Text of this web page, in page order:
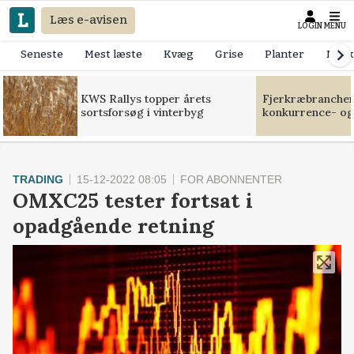
Læs e-avisen LOGIN MENU
Seneste Mest læste Kvæg Grise Planter
KWS Rallys topper årets
sortsforsøg i vinterbyg
konkurrence-
TRADING 15-12-2022 08:05 FOR ABONNENTER
OMXC25 tester fortsat i
opadgående retning